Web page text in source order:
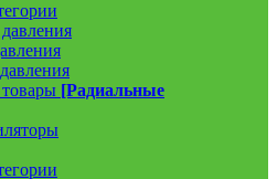
[Радиальные